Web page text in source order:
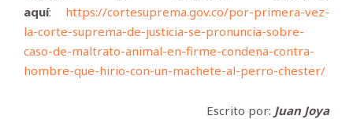
aquí: https://cortesuprema.gov.co/por-primera-vez-
la-corte-suprema-de-justicia-se-pronuncia-sobre-
caso-de-maltrato-animal-en-firme-condena-contra-
hombre-que-hirio-con-un-machete-al-perro-chester/
Escrito por: Juan Joya